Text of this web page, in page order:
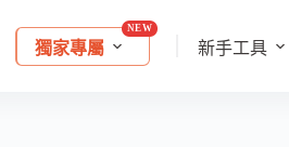
獨家專屬 新手工具